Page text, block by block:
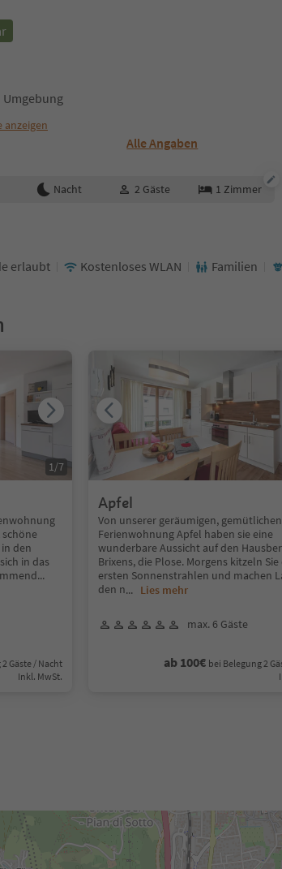
Umgebung
anzeigen
Alle Angaben
Nacht 2 Gäste 1 Zimmer
erlaubt Kostenloses WLAN Familien
schöne
den
in das
...
Gäste / Nacht
Inkl. MwSt.
1/7
Apfel
Von unserer geräumigen, gemütlichen
Ferienwohnung Apfel haben sie eine
wunderbare Aussicht auf den
Brixens, die Plose. Morgens kitzeln Sie
ersten Sonnenstrahlen und machen
den n... Lies mehr
max. 6 Gäste
ab 100€ bei Belegung 2